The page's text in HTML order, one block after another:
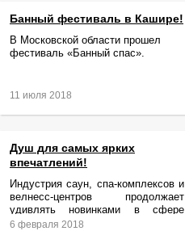
Банный фестиваль в Кашире!
В Московской области прошел
фестиваль «Банный спас».
11 июля 2018
Душ для самых ярких
впечатлений!
Индустрия саун, спа-комплексов и
велнесс-центров продолжает
удивлять новинками в сфере
релаксации и ухода за телом.
6 февраля 2018